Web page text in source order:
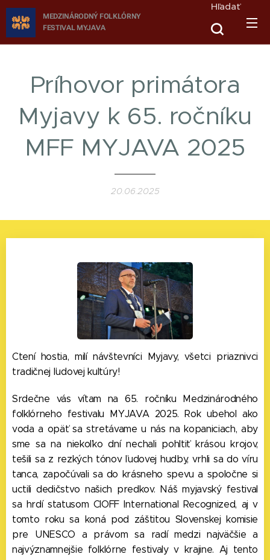
MEDZINÁRODNÝ FOLKLÓRNY
FESTIVAL MYJAVA
Hľadať
Príhovor primátora
Myjavy k 65. ročníku
MFF MYJAVA 2025
20.06.2025
Ctení hostia, milí návštevníci Myjavy, všetci priaznivci
tradičnej ľudovej kultúry!
Srdečne vás vítam na 65. ročníku Medzinárodného
folklórneho festivalu MYJAVA 2025. Rok ubehol ako
voda a opäť sa stretávame u nás na kopaniciach, aby
sme sa na niekoľko dní nechali pohltiť krásou krojov,
tešili sa z rezkých tónov ľudovej hudby, vrhli sa do víru
tanca, započúvali sa do krásneho spevu a spoločne si
uctili dedičstvo našich predkov. Náš myjavský festival
sa hrdí statusom CIOFF International Recognized, aj v
tomto roku sa koná pod záštitou Slovenskej komisie
pre UNESCO a právom sa radí medzi najväčšie a
najvýznamnejšie folklórne festivaly v krajine. Aj tento